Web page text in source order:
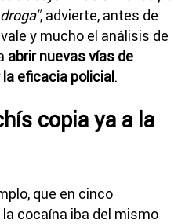
, advierte, antes de
y mucho el análisis de
abrir nuevas vías de
eficacia policial.
copia ya a la
que en cinco
cocaína iba del mismo